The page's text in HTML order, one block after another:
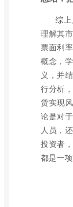
综
理解其
票面利
概念，
义，并
行分析
货实现
论是对
人员，
投资者
都是一项